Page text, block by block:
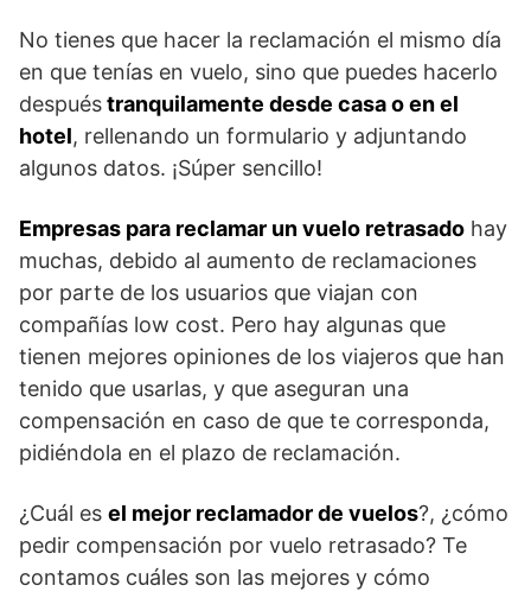
No tienes que hacer la reclamación el mismo día
en que tenías en vuelo, sino que puedes hacerlo
despuéstranquilamente desde casa o en el
hotel, rellenando un formulario y adjuntando
algunos datos. ¡Súper sencillo!
Empresas para reclamar un vuelo retrasado hay
muchas, debido al aumento de reclamaciones
por parte de los usuarios que viajan con
compañías low cost. Pero hay algunas que
tienen mejores opiniones de los viajeros que han
tenido que usarlas, y que aseguran una
compensación en caso de que te corresponda,
pidiéndola en el plazo de reclamación.
¿Cuál es el mejor reclamador de vuelos?, ¿cómo
pedir compensación por vuelo retrasado? Te
contamos cuáles son las mejores y cómo